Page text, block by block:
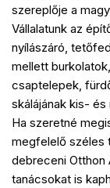
szereplője a
Vállalatunk az
nyílászáró,
mellett
csaptelepek,
skálájának kis-
Ha szeretné
megfelelő széles
debreceni Otthon
tanácsokat is